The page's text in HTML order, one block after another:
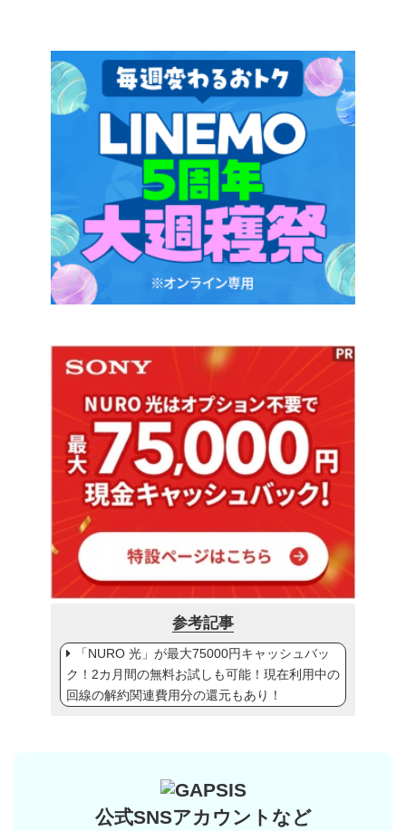
参考記事
「NURO 光」が最大75000円キャッシュバッ
ク！2カ月間の無料お試しも可能！現在利用中の
回線の解約関連費用分の還元もあり！
公式SNSアカウントなど